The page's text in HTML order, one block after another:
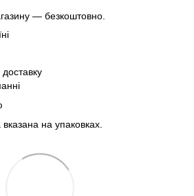
— безкоштовно.
вказана на упаковках.